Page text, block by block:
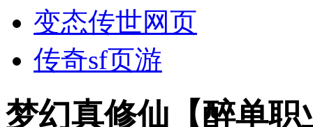
变态传世网页
传奇sf页游
梦幻真修仙【醉单